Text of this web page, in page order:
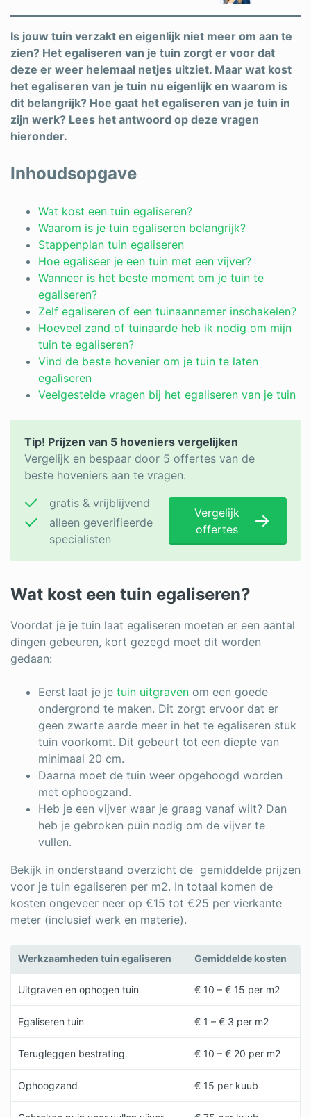
Rolluiken
Schilder
Schrijnwerker
Stukadoor
Vloeren
Vochtbestrijding
Warmtepomp
Zonnepanelen
Zonwering
Bent u een vakspecialist?
Log in
Is jouw tuin verzakt en eigenlijk niet meer om aan te
zien? Het egaliseren van je tuin zorgt er voor dat
deze er weer helemaal netjes uitziet. Maar wat kost
het egaliseren van je tuin nu eigenlijk en waarom is
dit belangrijk? Hoe gaat het egaliseren van je tuin in
zijn werk? Lees het antwoord op deze vragen
hieronder.
Inhoudsopgave
Wat kost een tuin egaliseren?
Waarom is je tuin egaliseren belangrijk?
Stappenplan tuin egaliseren
Hoe egaliseer je een tuin met een vijver?
Wanneer is het beste moment om je tuin te
egaliseren?
Zelf egaliseren of een tuinaannemer inschakelen?
Hoeveel zand of tuinaarde heb ik nodig om mijn
tuin te egaliseren?
Vind de beste hovenier om je tuin te laten
egaliseren
Veelgestelde vragen bij het egaliseren van je tuin
Tip! Prijzen van 5 hoveniers vergelijken
Vergelijk en bespaar door 5 offertes van de
beste hoveniers aan te vragen.
gratis & vrijblijvend
alleen geverifieerde
specialisten
Vergelijk
offertes
Wat kost een tuin egaliseren?
Voordat je je tuin laat egaliseren moeten er een aantal
dingen gebeuren, kort gezegd moet dit worden
gedaan:
Eerst laat je je tuin uitgraven om een goede
ondergrond te maken. Dit zorgt ervoor dat er
geen zwarte aarde meer in het te egaliseren stuk
tuin voorkomt. Dit gebeurt tot een diepte van
minimaal 20 cm.
Daarna moet de tuin weer opgehoogd worden
met ophoogzand.
Heb je een vijver waar je graag vanaf wilt? Dan
heb je gebroken puin nodig om de vijver te
vullen.
Bekijk in onderstaand overzicht de gemiddelde prijzen
voor je tuin egaliseren per m2. In totaal komen de
kosten ongeveer neer op €15 tot €25 per vierkante
meter (inclusief werk en materie).
Werkzaamheden tuin egaliseren Gemiddelde kosten
Uitgraven en ophogen tuin € 10 – € 15 per m2
Egaliseren tuin € 1 – € 3 per m2
Terugleggen bestrating € 10 – € 20 per m2
Ophoogzand € 15 per kuub